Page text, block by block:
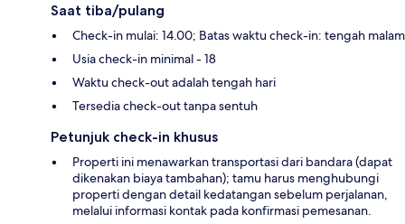
Saat tiba/pulang
Check-in mulai: 14.00; Batas waktu check-in: tengah malam
Usia check-in minimal - 18
Waktu check-out adalah tengah hari
Tersedia check-out tanpa sentuh
Petunjuk check-in khusus
Properti ini menawarkan transportasi dari bandara (dapat
dikenakan biaya tambahan); tamu harus menghubungi
properti dengan detail kedatangan sebelum perjalanan,
melalui informasi kontak pada konfirmasi pemesanan.